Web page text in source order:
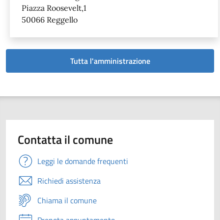
Piazza Roosevelt,1
50066 Reggello
Tutta l'amministrazione
Contatta il comune
Leggi le domande frequenti
Richiedi assistenza
Chiama il comune